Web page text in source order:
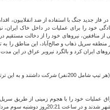
جدید جنگ با استفاده از ضد انقلابیون،
خود را برای عملیات در داخل خاک ایران،
از منافقین، نیروهای خود را از دخالت
سرپل ذهاب و صالح‌آباد، این مناطق را به
ایران کرد و بالگرد نیروبر عراق در این مدت
1367منافقین و ارتش بعثی عراق عملیات خود را با
حدود ساعت 18:30 اولین